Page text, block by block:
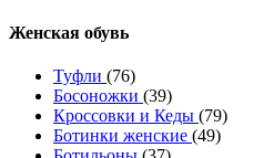
Женcкая обувь
Туфли (76)
Босоножки (39)
Кроссовки и Кеды (79)
Ботинки женские (49)